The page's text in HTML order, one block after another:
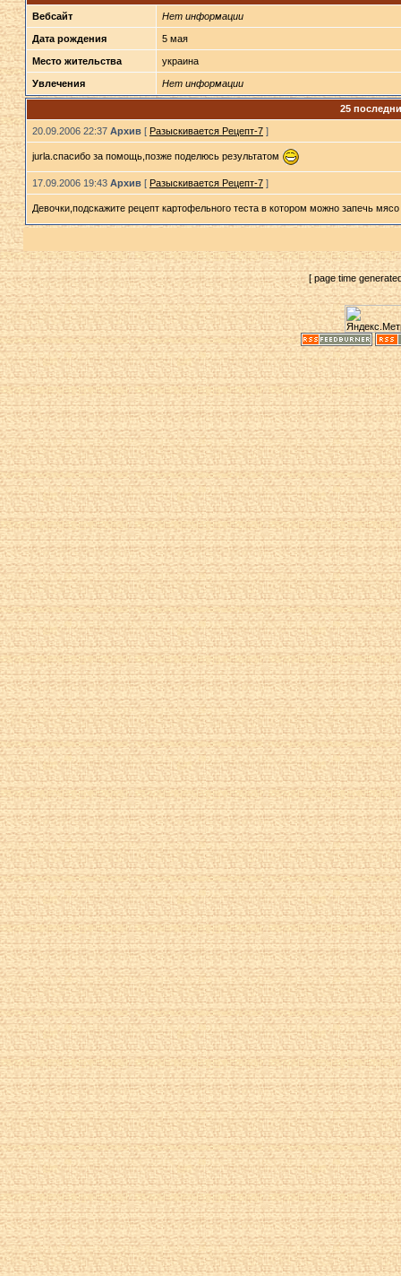
Вебсайт Нет информации
Дата рождения 5 мая
Место жительства украина
Увлечения Нет информации
25
20.09.2006 22:37 Архив[ Разыскивается Рецепт-7]
jurla.спасибо за помощь,позже поделюсь результатом
17.09.2006 19:43 Архив[ Разыскивается Рецепт-7]
Девочки,подскажите рецепт картофельного теста в котором можно запечь мясо
[ page time